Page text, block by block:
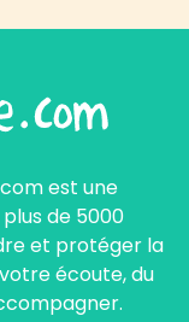
est une
de 5000
et protéger la
écoute, du